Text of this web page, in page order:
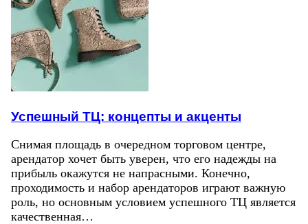
Успешный ТЦ: концепты и акценты
Снимая площадь в очередном торговом центре,
арендатор хочет быть уверен, что его надежды на
прибыль окажутся не напрасными. Конечно,
проходимость и набор арендаторов играют важную
роль, но основным условием успешного ТЦ является
качественная…